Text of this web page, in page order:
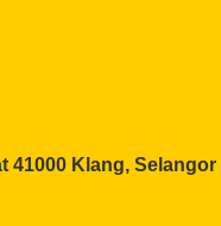
41000 Klang, Selangor